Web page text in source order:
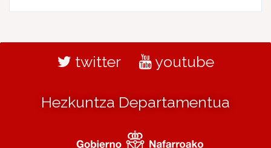
twitter youtube
Hezkuntza Departamentua